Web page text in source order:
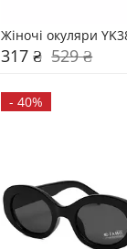
Жіночі окуляри
317 ₴ 529 ₴
-40%